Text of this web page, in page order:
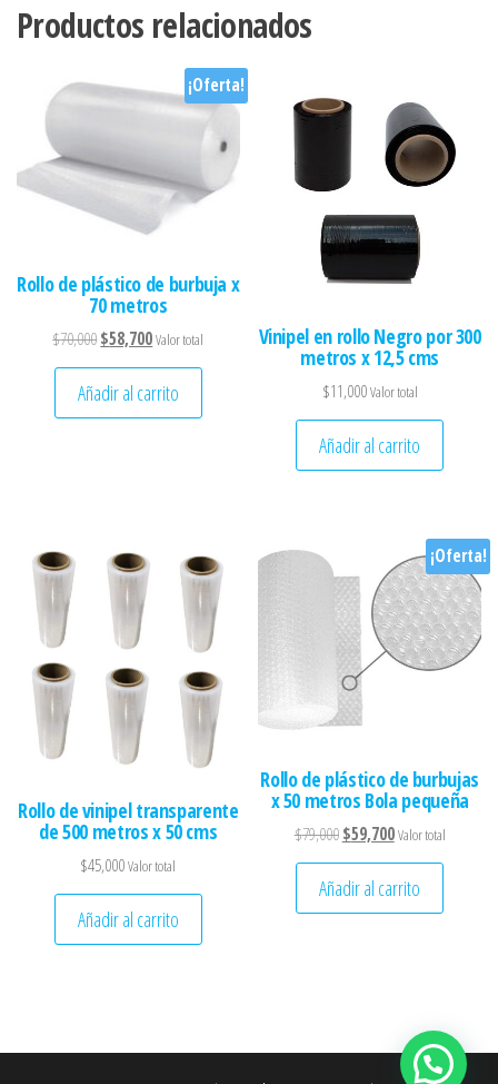
Productos relacionados
¡Oferta!
Rollo de plástico de burbuja x
70 metros
$70,000El precio original era: $70,000.
$58,700El precio actual es: $58,700.
Valor total
Añadir al carrito
Vinipel en rollo Negro por 300
metros x 12,5 cms
$11,000Valor total
Añadir al carrito
Rollo de vinipel transparente
de 500 metros x 50 cms
$45,000Valor total
Añadir al carrito
¡Oferta!
Rollo de plástico de burbujas
x 50 metros Bola pequeña
$79,000 El precio original era:
$59,700El precio actual
Valor total
Añadir al carrito